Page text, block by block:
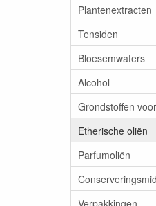
Plantenextracten
Tensiden
Bloesemwaters
Alcohol
Grondstoffen
Etherische oliën
Parfumoliën
Verpakkingen